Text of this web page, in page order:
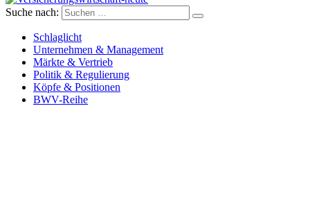
Versicherungswirtschaft-heute
Suche nach:
Schlaglicht
Unternehmen & Management
Märkte & Vertrieb
Politik & Regulierung
Köpfe & Positionen
BWV-Reihe